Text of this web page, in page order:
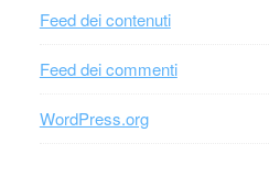
Feed dei contenuti
Feed dei commenti
WordPress.org